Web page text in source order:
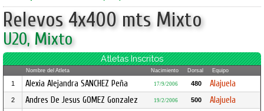
Relevos 4x400 mts Mixto
U20, Mixto
Atletas Inscritos
Nombre del Atleta Nacimiento Dorsal Equipo
1 Alexia Alejandra SANCHEZ Peña 17/9/2006 480 Alajuela
2 Andres De Jesus GOMEZ Gonzalez 19/2/2006 500 Alajuela